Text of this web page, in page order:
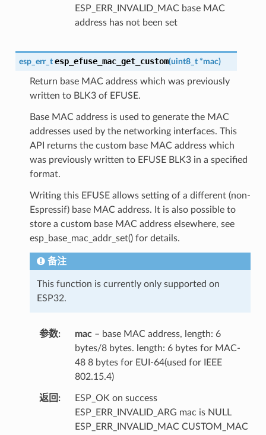
ESP_ERR_INVALID_MAC base MAC
address has not been set
esp_err_t esp_efuse_mac_get_custom(uint8_t *mac)
Return base MAC address which was previously
written to BLK3 of EFUSE.
Base MAC address is used to generate the MAC
addresses used by the networking interfaces. This
API returns the custom base MAC address which
was previously written to EFUSE BLK3 in a specified
format.
Writing this EFUSE allows setting of a different (non-
Espressif) base MAC address. It is also possible to
store a custom base MAC address elsewhere, see
esp_base_mac_addr_set() for details.
备注
This function is currently only supported on
ESP32.
参数 mac– base MAC address, length: 6
bytes/8 bytes. length: 6 bytes for MAC-
48 8 bytes for EUI-64(used for IEEE
802.15.4)
返回
ESP_OK on success
ESP_ERR_INVALID_ARG mac is NULL
ESP_ERR_INVALID_MAC CUSTOM_MAC